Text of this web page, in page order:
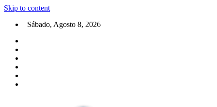
Skip to content
Sábado, Agosto 8, 2026